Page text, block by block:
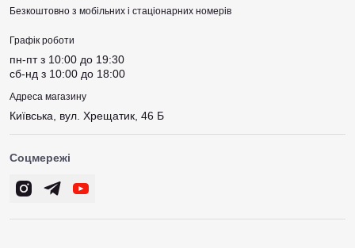
Безкоштовно з мобільних і стаціонарних номерів
Графік роботи
пн-пт з 10:00 до 19:30
сб-нд з 10:00 до 18:00
Адреса магазину
Київська, вул. Хрещатик, 46 Б
Соцмережі